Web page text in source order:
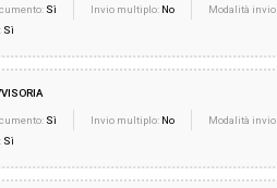
Sì Invio multiplo: No
Modalità
Sì
Sì Invio multiplo: No
Modalità
Sì